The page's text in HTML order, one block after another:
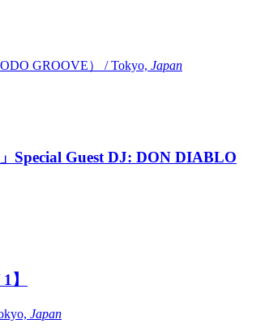
GROOVE） / Tokyo, Japan
Special Guest DJ: DON DIABLO
】
Japan